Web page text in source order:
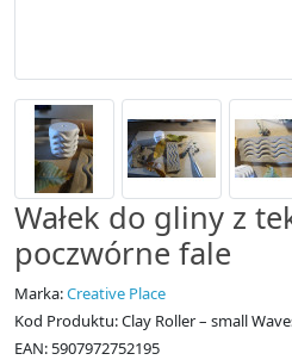
Wałek do gliny z
poczwórne fale
Marka:Creative Place
Kod Produktu: Clay Roller – small
EAN: 5907972752195